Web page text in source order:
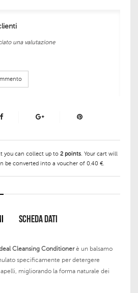
una valutazione
you can collect up to 2 points. Your cart will
be converted into a voucher of 0,40 €.
SCHEDA DATI
Cleansing Conditionerè un balsamo
specificamente per detergere
migliorando la forma naturale dei